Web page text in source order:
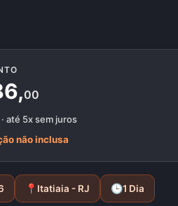
00
até 5x sem juros
não inclusa
📍 Itatiaia - RJ 🕒1 Dia